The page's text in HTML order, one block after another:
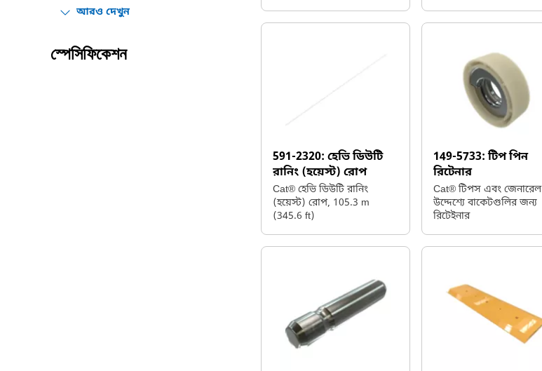
আরও দেখুন
স্পেসিফিকেশন
কাজের জন্য ফ্ল্যাট সেরেটেড
জন্য বিশেষভাবে তৈরি।
591-2320: হেভি ডিউটি
রানিং (হয়েস্ট) রোপ
Cat® হেভি ডিউটি রানিং
(হয়েস্ট) রোপ, 105.3 m
(345.6 ft)
149-5733:টিপ পিন
রিটেনার
Cat® টিপস এবং জেনারেল
উদ্দেশ্যে বাকেটগুলির জন্য
রিটেইনার